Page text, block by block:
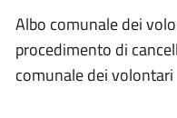
Albo comunale dei
procedimento di
comunale dei volontari